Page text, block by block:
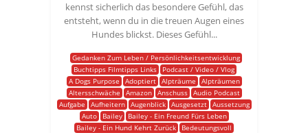
kennst sicherlich das besondere Gefühl, das
entsteht, wenn du in die treuen Augen eines
Hundes blickst. Dieses Gefühl...
Gedanken Zum Leben / Persönlichkeitsentwicklung
Buchtipps Filmtipps Links
Podcast / Video / Vlog
A Dogs Purpose
Adoptiert Alpträume
Alpträumen
Altersschwäche
Amazon Anschuss
Audio Podcast
Aufgabe
Aufheitern Augenblick Ausgesetzt
Aussetzung
Auto
Bailey
Bailey - Ein Freund Fürs Leben
Bailey - Ein Hund Kehrt Zurück
Bedeutungsvoll